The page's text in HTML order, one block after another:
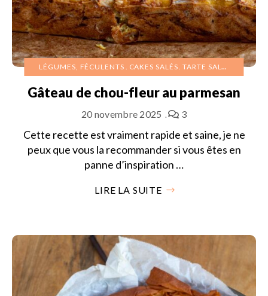
LÉGUMES, FÉCULENTS CAKES SALÉS TARTE SALÉE
Gâteau de chou-fleur au parmesan
20 novembre 2025 3
Cette recette est vraiment rapide et saine, je ne
peux que vous la recommander si vous êtes en
panne d’inspiration …
LIRE LA SUITE